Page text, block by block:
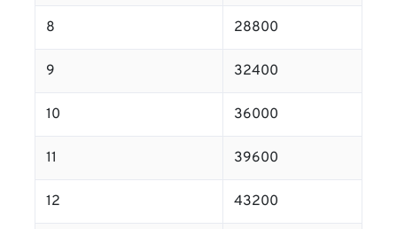
8 28800
9 32400
10 36000
11 39600
12 43200